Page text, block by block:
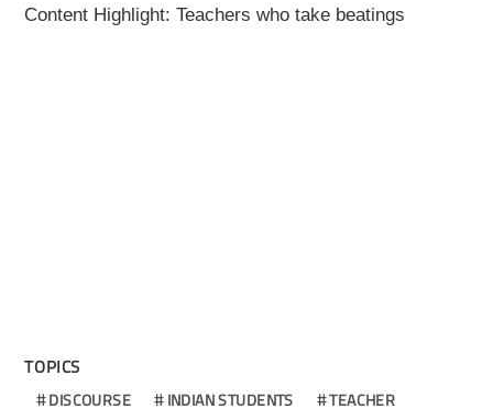
Content Highlight: Teachers who take beatings
TOPICS
DISCOURSE INDIAN STUDENTS
TEACHER